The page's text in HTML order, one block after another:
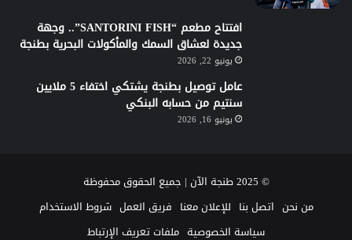
افتتاح مطعم “SANTORINI FISH”.. وجهة
جديدة لعشاق السمك والمأكولات البحرية بطنجة
يونيو 22, 2026
عامل توصيل بطنجة يشتكي اختفاء 5 ملايين
سنتيم من حسابه البنكي
يونيو 16, 2026
© 2025 طنجة الآن | جميع الحقوق محفوظة
من نحن اتصل بنا للإعلان معنا فريق العمل شروط الاستخدام
سياسة الخصوصية ملفات تعريف الإرتباط